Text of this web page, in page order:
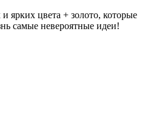
ярких цвета + золото, которые
самые невероятные идеи!